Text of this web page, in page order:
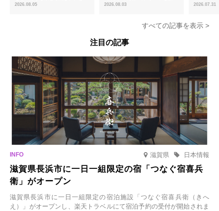
ける「宇治抹茶ティラミス」が新
2026.08.05
限定販売
2026.08.03
新フレー
2026.07.31
すべての記事を表示 >
注目の記事
滋賀県 日本情報
滋賀県長浜市に一日一組限定の宿「つなぐ宿喜兵
衛」がオープン
滋賀県長浜市に一日一組限定の宿泊施設「つなぐ宿喜兵衛（きへ
え）」がオープンし、楽天トラベルにて宿泊予約の受付が開始されま